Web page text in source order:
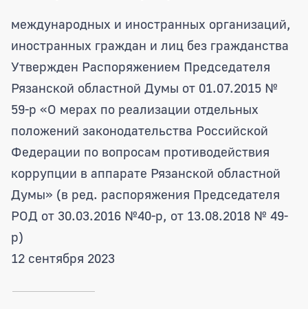
международных и иностранных организаций,
иностранных граждан и лиц без гражданства
Утвержден Распоряжением Председателя
Рязанской областной Думы от 01.07.2015 №
59-р «О мерах по реализации отдельных
положений законодательства Российской
Федерации по вопросам противодействия
коррупции в аппарате Рязанской областной
Думы» (в ред. распоряжения Председателя
РОД от 30.03.2016 №40-р, от 13.08.2018 № 49-
р)
12 сентября 2023